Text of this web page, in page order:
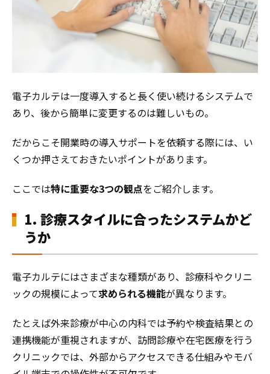
電子カルテは一度導入すると長く使い続けるシステムで
あり、後から簡単に変更するのは難しいもの。
だからこそ開業時の導入サポートを依頼する際には、い
くつか押さえておきたいポイントがあります。
ここでは特に重要な3つの観点をご紹介します。
1. 診療スタイルに合ったシステムかど
うか
電子カルテにはさまざまな種類があり、診療科やクリニ
ックの規模によって求められる機能が異なります。
たとえば外来診療が中心の内科では予約や検査結果との
連携機能が重視されますが、訪問診療や在宅医療を行う
クリニックでは、外部からアクセスできる仕組みやモバ